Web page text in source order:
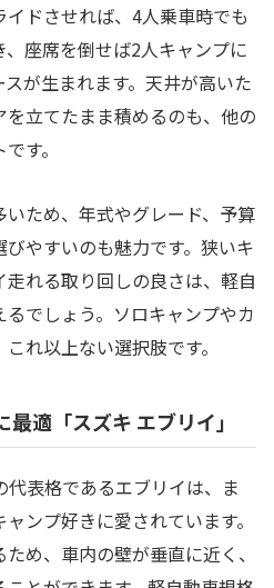
ドさせれば、4人乗車時でも
座席を倒せば2人キャンプに
が生まれます。天井が高いた
立てたまま積めるのも、他の
す。
ため、年式やグレード、予算
やすいのも魅力です。狭いキ
れる取り回しの良さは、軽自
でしょう。ソロキャンプやカ
れ以上ない選択肢です。
適「スズキ エブリイ」
表格であるエブリイは、ま
ンプ好きに愛されています。
め、車内の壁が垂直に近く、